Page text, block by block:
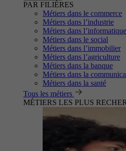
PAR FILIÈRES
Métiers dans le commerce
Métiers dans l’industrie
Métiers dans l’informatique
Métiers dans le social
Métiers dans l’immobilier
Métiers dans l’agriculture
Métiers dans la banque
Métiers dans la
Métiers dans la santé
Tous les métiers
MÉTIERS LES PLUS